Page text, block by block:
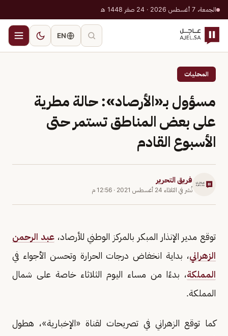
الجمعة، 7 أغسطس 2026 · 24 صفر 1448 هـ
EN
المحليات
مسؤول بـ«الأرصاد»: حالة مطرية
على بعض المناطق تستمر حتى
الأسبوع القادم
فريق التحرير
نُشر في الثلاثاء 24 أغسطس 2021 · 12:56 م
توقع مدير الإنذار المبكر بالمركز الوطني للأرصاد،عبد الرحمن
الزهراني، بداية انخفاض درجات الحرارة وتحسن الأجواء في
المملكة، بدءًا من مساء اليوم الثلاثاء خاصة على شمال
المملكة.
كما توقع الزهراني في تصريحات لقناة «الإخبارية»، هطول